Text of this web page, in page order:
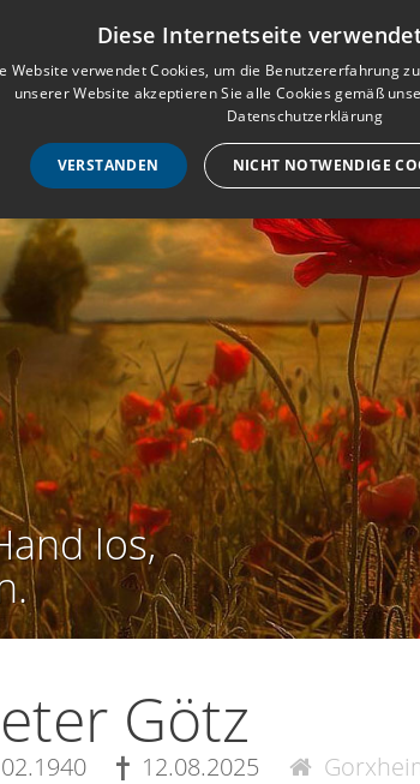
Musterbuch für
los,
Götz
12.08.2025
Diese Internetseite
Website verwendet Cookies, um die Benutzererfahrung
unserer Website akzeptieren Sie alle Cookies gemäß
Datenschutzerklärung
VERSTANDEN NICHT NOTWENDIGE